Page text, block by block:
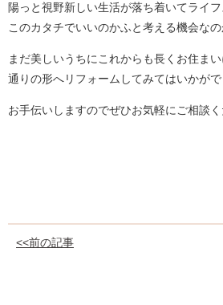
陽っと視野新しい生活が落ち着いてライ
このカタチでいいのかふと考える機会なの
まだ美しいうちにこれからも長くお住ま
通りの形へリフォームしてみてはいかがで
お手伝いしますのでぜひお気軽にご相談
<<前の記事